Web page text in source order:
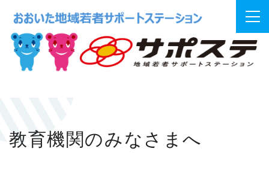
教育機関のみなさまへ